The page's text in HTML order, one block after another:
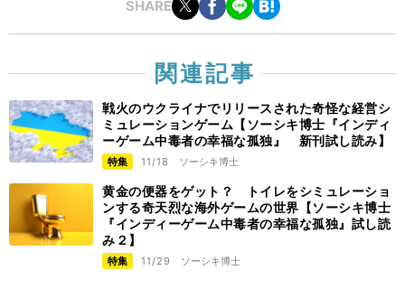
SHARE
関連記事
戦火のウクライナでリリースされた奇怪な経営シ
ミュレーションゲーム【ソーシキ博士『インディ
ーゲーム中毒者の幸福な孤独』 新刊試し読み】
特集 11/18 ソーシキ博士
黄金の便器をゲット？ トイレをシミュレーショ
ンする奇天烈な海外ゲームの世界【ソーシキ博士
『インディーゲーム中毒者の幸福な孤独』試し読
み２】
特集 11/29 ソーシキ博士